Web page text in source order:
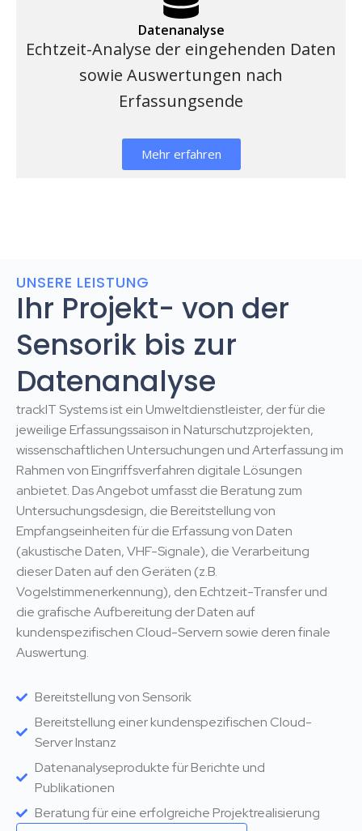
Datenanalyse
Echtzeit-Analyse der eingehenden Daten
sowie Auswertungen nach
Erfassungsende
Mehr erfahren
UNSERE LEISTUNG
Ihr Projekt- von der
Sensorik bis zur
Datenanalyse
trackIT Systems ist ein Umweltdienstleister, der für die
jeweilige Erfassungssaison in Naturschutzprojekten,
wissenschaftlichen Untersuchungen und Arterfassung im
Rahmen von Eingriffsverfahren digitale Lösungen
anbietet. Das Angebot umfasst die Beratung zum
Untersuchungsdesign, die Bereitstellung von
Empfangseinheiten für die Erfassung von Daten
(akustische Daten, VHF-Signale), die Verarbeitung
dieser Daten auf den Geräten (z.B.
Vogelstimmenerkennung), den Echtzeit-Transfer und
die grafische Aufbereitung der Daten auf
kundenspezifischen Cloud-Servern sowie deren finale
Auswertung.
Bereitstellung von Sensorik
Bereitstellung einer kundenspezifischen Cloud-
Server Instanz
Datenanalyseprodukte für Berichte und
Publikationen
Beratung für eine erfolgreiche Projektrealisierung